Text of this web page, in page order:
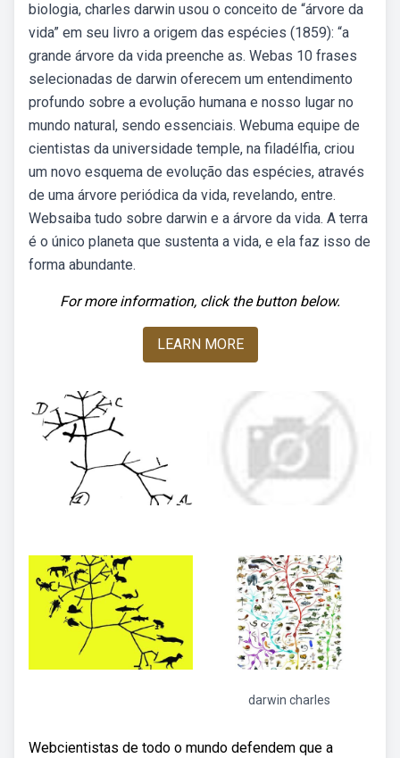
biologia, charles darwin usou o conceito de “árvore da
vida” em seu livro a origem das espécies (1859): “a
grande árvore da vida preenche as. Webas 10 frases
selecionadas de darwin oferecem um entendimento
profundo sobre a evolução humana e nosso lugar no
mundo natural, sendo essenciais. Webuma equipe de
cientistas da universidade temple, na filadélfia, criou
um novo esquema de evolução das espécies, através
de uma árvore periódica da vida, revelando, entre.
Websaiba tudo sobre darwin e a árvore da vida. A terra
é o único planeta que sustenta a vida, e ela faz isso de
forma abundante.
For more information, click the button below.
LEARN MORE
darwin charles
Webcientistas de todo o mundo defendem que a